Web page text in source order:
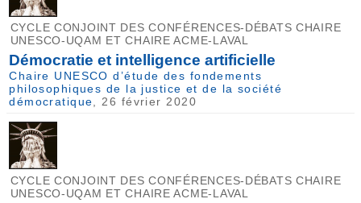
CYCLE CONJOINT DES CONFÉRENCES-DÉBATS CHAIRE
UNESCO-UQAM ET CHAIRE ACME-LAVAL
Démocratie et intelligence artificielle
Chaire UNESCO d’étude des fondements
philosophiques de la justice et de la société
démocratique , 26 février 2020
CYCLE CONJOINT DES CONFÉRENCES-DÉBATS CHAIRE
UNESCO-UQAM ET CHAIRE ACME-LAVAL